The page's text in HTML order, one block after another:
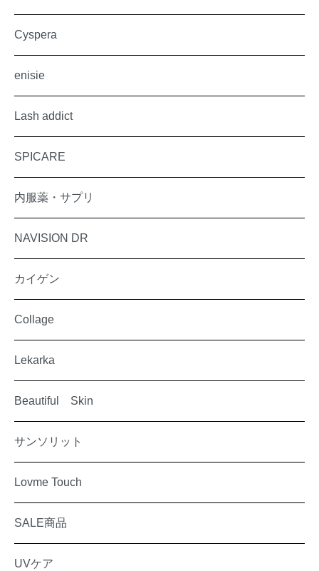
Cyspera
enisie
Lash addict
SPICARE
内服薬・サプリ
NAVISION DR
カイゲン
Collage
Lekarka
Beautiful Skin
サンソリット
Lovme Touch
SALE商品
UVケア